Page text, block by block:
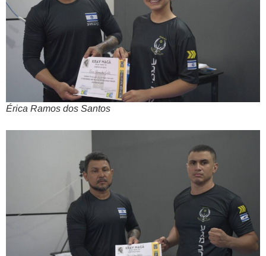
Érica Ramos dos Santos